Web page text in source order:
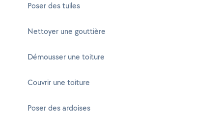
Poser des tuiles
Nettoyer une gouttière
Démousser une toiture
Couvrir une toiture
Poser des ardoises